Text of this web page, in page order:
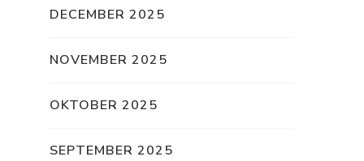
DECEMBER 2025
NOVEMBER 2025
OKTOBER 2025
SEPTEMBER 2025